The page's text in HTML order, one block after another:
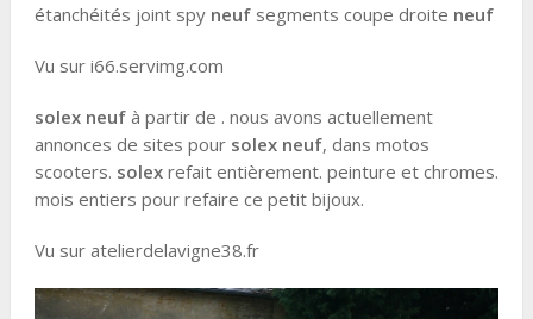
étanchéités joint spy neufsegments coupe droite neuf
Vu sur i66.servimg.com
solex neufà partir de . nous avons actuellement
annonces de sites pour solex neuf, dans motos
scooters. solexrefait entièrement. peinture et chromes.
mois entiers pour refaire ce petit bijoux.
Vu sur atelierdelavigne38.fr